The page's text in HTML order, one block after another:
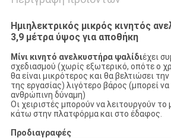
Ημιηλεκτρικός μικρός κινητός
3,9 μέτρα ύψος για αποθήκη
Μίνι κινητό ανελκυστήρα ψαλίδιέχει
σχεδιασμού (χωρίς εξωτερικό, οπότε ο
θα είναι μικρότερος και θα βελτιώσει
της εργασίας) λιγότερο βάρος (μπορεί
ανθρώπινη δύναμη)
Οι χειριστές μπορούν να λειτουργούν
κάτω στην πλατφόρμα και στο έδαφος.
Προδιαγραφές